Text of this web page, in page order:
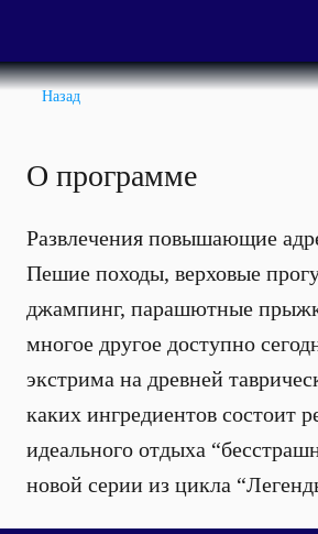
Назад
О программе
Развлечения повышающие
Пешие походы, верховые
джампинг, парашютные
многое другое доступно
экстрима на древней
каких ингредиентов состоит
идеального отдыха
новой серии из цикла